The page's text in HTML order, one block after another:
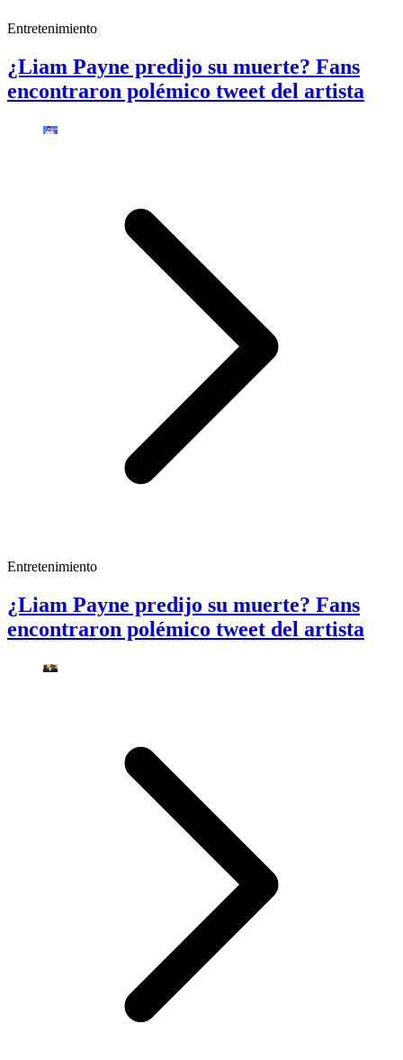
Entretenimiento
¿Liam Payne predijo su muerte? Fans
encontraron polémico tweet del artista
Entretenimiento
¿Liam Payne predijo su muerte? Fans
encontraron polémico tweet del artista